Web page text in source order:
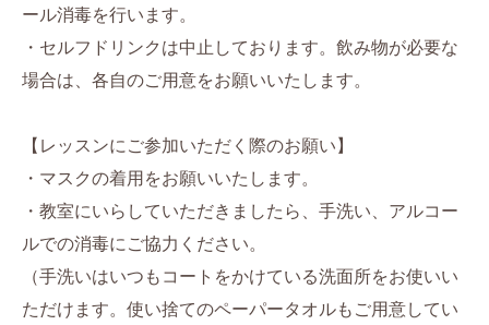
ール消毒を行います。
・セルフドリンクは中止しております。飲み物が必要な
場合は、各自のご用意をお願いいたします。
【レッスンにご参加いただく際のお願い】
・マスクの着用をお願いいたします。
・教室にいらしていただきましたら、手洗い、アルコー
ルでの消毒にご協力ください。
（手洗いはいつもコートをかけている洗面所をお使いい
ただけます。使い捨てのペーパータオルもご用意してい